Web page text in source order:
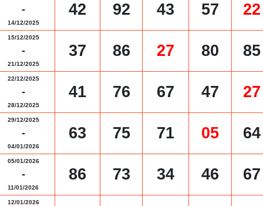
-
14/12/2025
42 92 43 57 22
15/12/2025
-
21/12/2025
37 86 27 80 85
22/12/2025
-
28/12/2025
41 76 67 47 27
29/12/2025
-
04/01/2026
63 75 71 05 64
05/01/2026
-
11/01/2026
86 73 34 46 67
12/01/2026